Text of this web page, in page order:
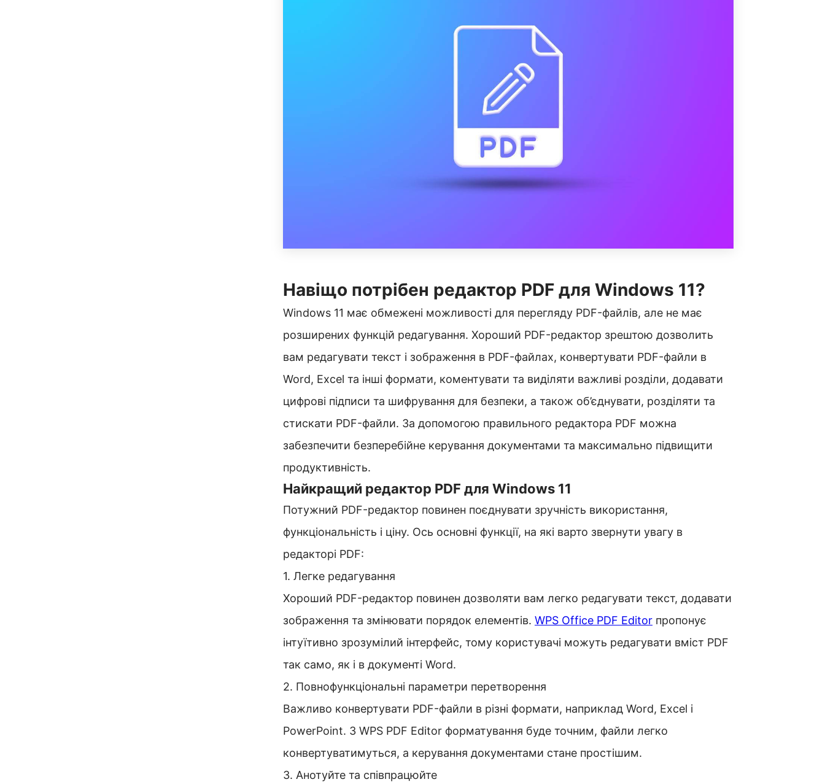
Навіщо потрібен редактор PDF для Windows 11?
Windows 11 має обмежені можливості для перегляду PDF-файлів, але не має
розширених функцій редагування. Хороший PDF-редактор зрештою дозволить
вам редагувати текст і зображення в PDF-файлах, конвертувати PDF-файли в
Word, Excel та інші формати, коментувати та виділяти важливі розділи, додавати
цифрові підписи та шифрування для безпеки, а також об’єднувати, розділяти та
стискати PDF-файли. За допомогою правильного редактора PDF можна
забезпечити безперебійне керування документами та максимально підвищити
продуктивність.
Найкращий редактор PDF для Windows 11
Потужний PDF-редактор повинен поєднувати зручність використання,
функціональність і ціну. Ось основні функції, на які варто звернути увагу в
редакторі PDF:
1. Легке редагування
Хороший PDF-редактор повинен дозволяти вам легко редагувати текст, додавати
зображення та змінювати порядок елементів. WPS Office PDF Editor пропонує
інтуїтивно зрозумілий інтерфейс, тому користувачі можуть редагувати вміст PDF
так само, як і в документі Word.
2. Повнофункціональні параметри перетворення
Важливо конвертувати PDF-файли в різні формати, наприклад Word, Excel і
PowerPoint. З WPS PDF Editor форматування буде точним, файли легко
конвертуватимуться, а керування документами стане простішим.
3. Анотуйте та співпрацюйте